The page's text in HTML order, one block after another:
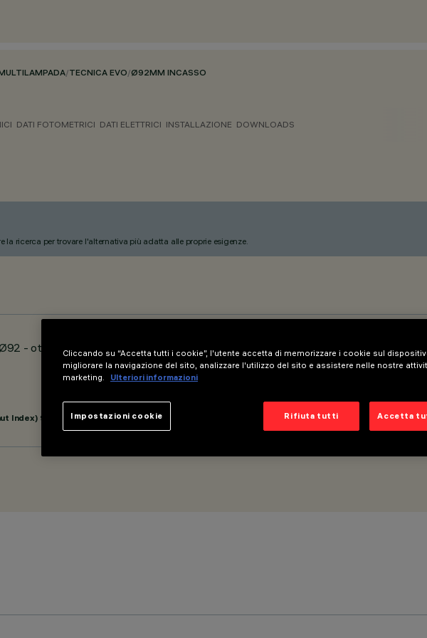
/TECNICA EVO/Ø92MM INCASSO
DATI FOTOMETRICI DATI ELETTRICI INSTALLAZIONE DOWNLOADS
ricerca per trovare l'alternativa più adatta alle proprie esigenze.
- ottica Flood
Index) 95
Cliccando su “Accetta tutti i cookie”, l'utente accetta di memorizzare i cookie sul
migliorare la navigazione del sito, analizzare l'utilizzo del sito e assistere nelle nostre
marketing.
Ulteriori informazioni
Rifiuta tutti Accetta
Impostazioni cookie